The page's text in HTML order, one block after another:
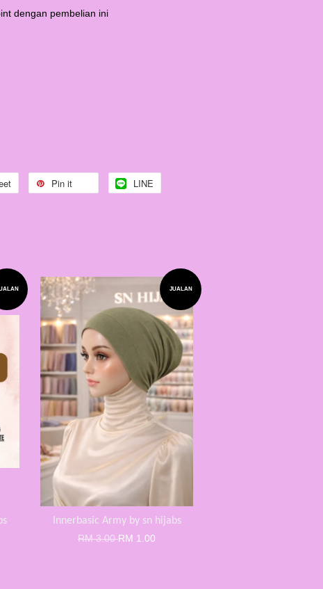
dengan pembelian ini
Pin it LINE
JUALAN
Innerbasic Army by sn hijabs
RM 3.00RM 1.00